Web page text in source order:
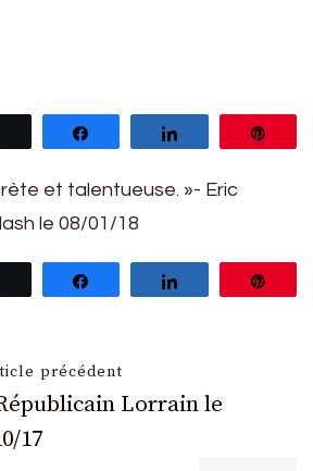
et talentueuse. »- Eric
le 08/01/18
précédent
Lorrain le
17